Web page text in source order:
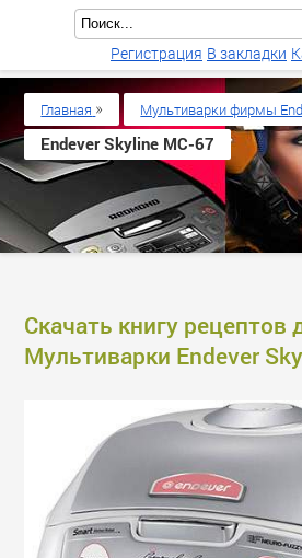
Скачать книгу рецептов
Мультиварки Endever
Главная » Мультиварки фирмы
Endever Skyline MC-67
Регистрация В закладки